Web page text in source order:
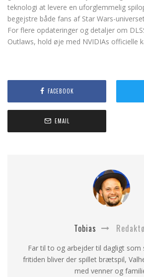
teknologi at levere en uforglemmelig
begejstre både fans af Star Wars-
For flere opdateringer og detaljer om
Outlaws, hold øje med NVIDIAs officielle
FACEBOOK
EMAIL
Tobias
Far til to og arbejder til dagligt som
fritiden bliver der spillet brætspil,
med venner og